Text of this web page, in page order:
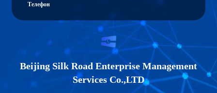
Телефон
Beijing Silk Road Enterprise Management
Services Co.,LTD